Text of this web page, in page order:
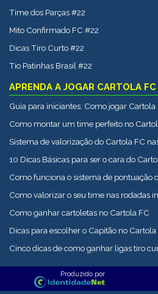
Time dos Parças #22
Mito Confirmado FC #22
Dicas Tiro Curto #22
Tio Patinhas Brasil #22
APRENDA A JOGAR CARTOLA FC
Guia para iniciantes: Como jogar Cartola
Como montar um time perfeito no
Sistema de valorização do Cartola FC
10 Dicas Básicas para ser o cara do
Como funciona o sistema de pontuação
Como valorizar o seu time nas rodadas
Como ganhar cartoletas no Cartola FC
Dicas para escolher o Capitão no Cartola
Cinco dicas de como ganhar ligas tiro
Produzido por